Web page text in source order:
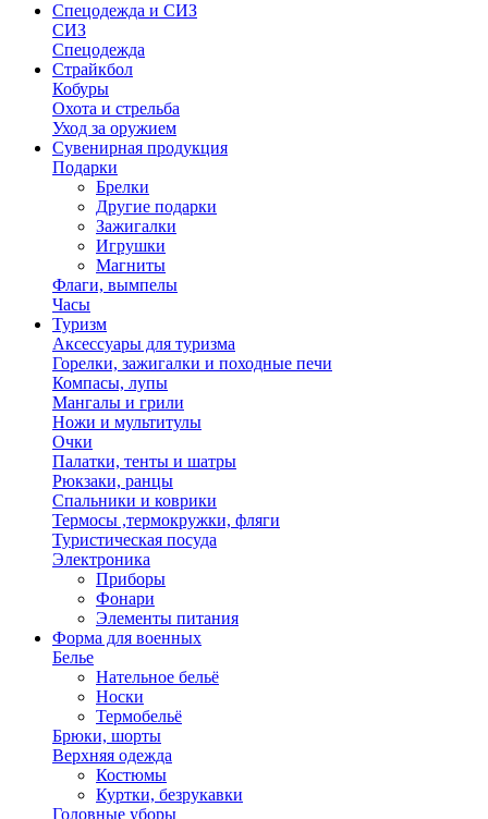
Спецодежда и СИЗ
СИЗ
Спецодежда
Страйкбол
Кобуры
Охота и стрельба
Уход за оружием
Сувенирная продукция
Подарки
Брелки
Другие подарки
Зажигалки
Игрушки
Магниты
Флаги, вымпелы
Часы
Туризм
Аксессуары для туризма
Горелки, зажигалки и походные печи
Компасы, лупы
Мангалы и грили
Ножи и мультитулы
Очки
Палатки, тенты и шатры
Рюкзаки, ранцы
Спальники и коврики
Термосы ,термокружки, фляги
Туристическая посуда
Электроника
Приборы
Фонари
Элементы питания
Форма для военных
Белье
Нательное бельё
Носки
Термобельё
Брюки, шорты
Верхняя одежда
Костюмы
Куртки, безрукавки
Головные уборы